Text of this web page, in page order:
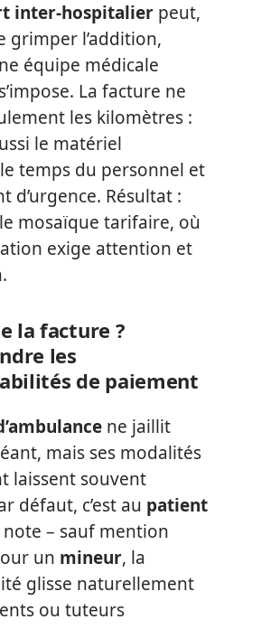
inter-hospitalier peut,
grimper l’addition,
équipe médicale
La facture ne
les kilomètres :
le matériel
temps du personnel et
d’urgence. Résultat :
mosaïque tarifaire, où
exige attention et
la facture ?
les
de paiement
ne jaillit
mais ses modalités
laissent souvent
défaut, c’est au patient
– sauf mention
un mineur, la
glisse naturellement
ou tuteurs